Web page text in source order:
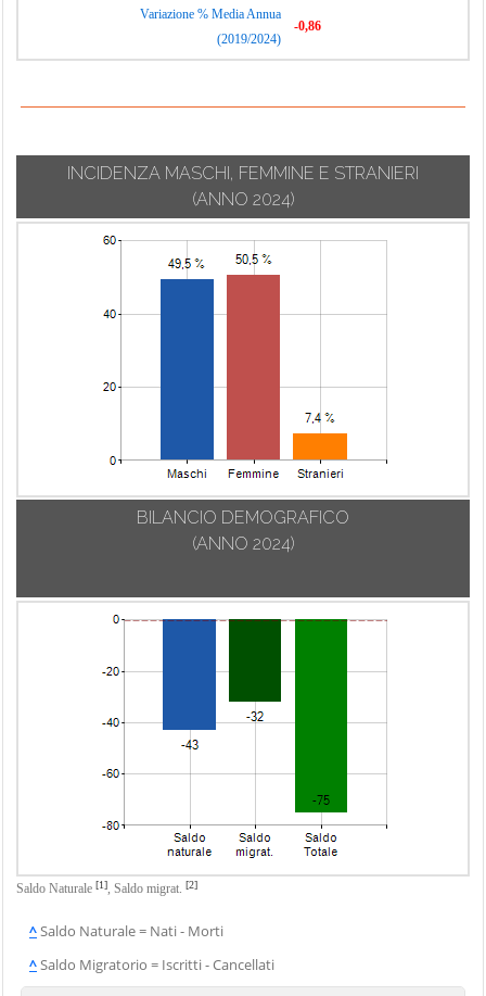
Variazione % Media Annua
(2019/2024)
-0,86
INCIDENZA MASCHI, FEMMINE E STRANIERI
(ANNO 2024)
BILANCIO DEMOGRAFICO
(ANNO 2024)
Saldo Naturale [1], Saldo migrat. [2]
^Saldo Naturale = Nati - Morti
^Saldo Migratorio = Iscritti - Cancellati